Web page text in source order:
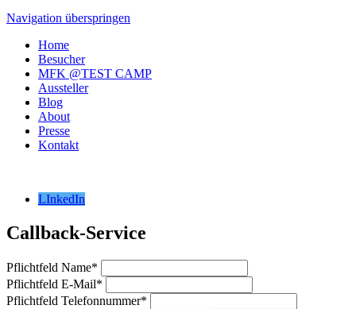
Navigation überspringen
Home
Besucher
MFK @TEST CAMP
Aussteller
Blog
About
Presse
Kontakt
LInkedIn
Callback-Service
Pflichtfeld Name*
Pflichtfeld E-Mail*
Pflichtfeld Telefonnummer*